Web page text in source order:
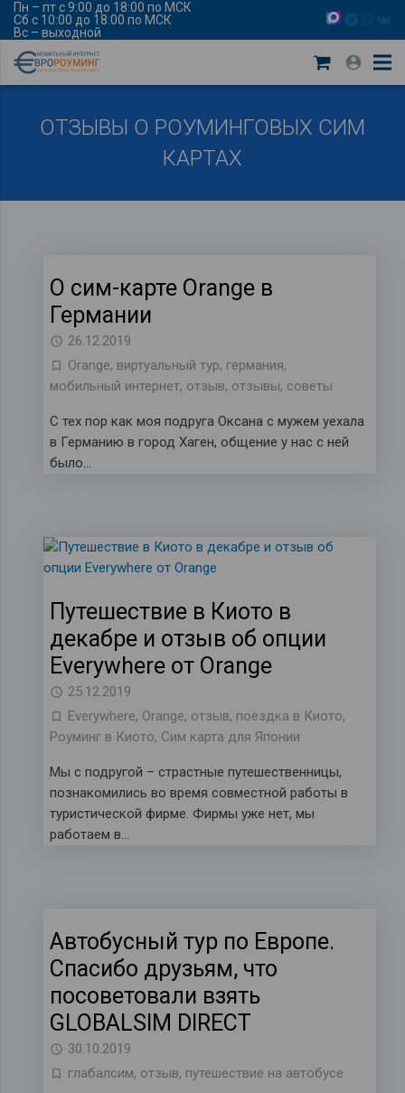
Пн – пт с 9:00 до 18:00 по МСК
Сб с 10:00 до 18:00 по МСК
Вс – выходной
ОТЗЫВЫ О РОУМИНГОВЫХ СИМ
КАРТАХ
О сим-карте Оrange в
Германии
26.12.2019
Orange, виртуальный тур, германия,
мобильный интернет, отзыв, отзывы, советы
С тех пор как моя подруга Оксана с мужем уехала
в Германию в город Хаген, общение у нас с ней
было…
Путешествие в Киото в
декабре и отзыв об опции
Everywhere от Orange
25.12.2019
Everywhere, Orange, отзыв, поездка в Киото,
Роуминг в Киото, Сим карта для Японии
Мы с подругой – страстные путешественницы,
познакомились во время совместной работы в
туристической фирме. Фирмы уже нет, мы
работаем в…
Автобусный тур по Европе.
Спасибо друзьям, что
посоветовали взять
GLOBALSIM DIRECT
30.10.2019
глабалсим, отзыв, путешествие на автобусе